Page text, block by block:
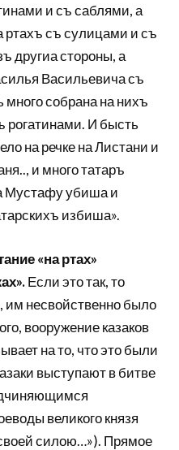
и съ саблями, а
ртахъ съ сулицами и съ
другиа стороны, а
Васильевича съ
собрана на нихъ
рогатинами. И бысть
на речке на Листани и
и много татаръ
Мустафу убиша и
избиша».
«на ртах»
Если это так, то
им несвойственно было
вооружение казаков
на то, что это были
выступают в битве
великого князя
силою…»). Прямое